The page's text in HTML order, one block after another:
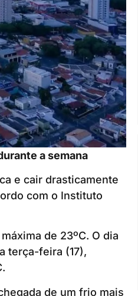
a semana
e cair drasticamente
com o Instituto
de 23ºC. O dia
terça-feira (17),
de um frio mais